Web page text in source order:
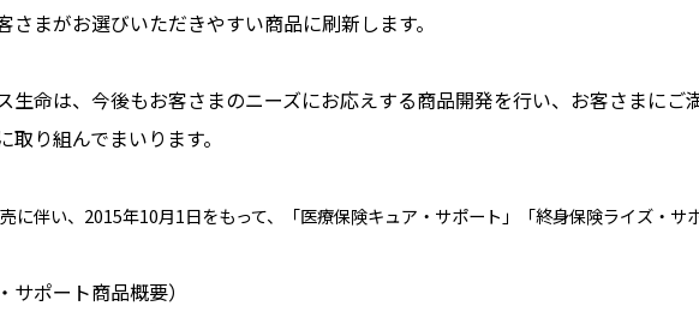
さまがお選びいただきやすい商品に刷新します。
生命は、今後もお客さまのニーズにお応えする商品開発を行い、お客さまにご
取り組んでまいります。
に伴い、2015年10月1日をもって、「医療保険キュア・サポート」「終身保険ライズ・サ
サポート商品概要）